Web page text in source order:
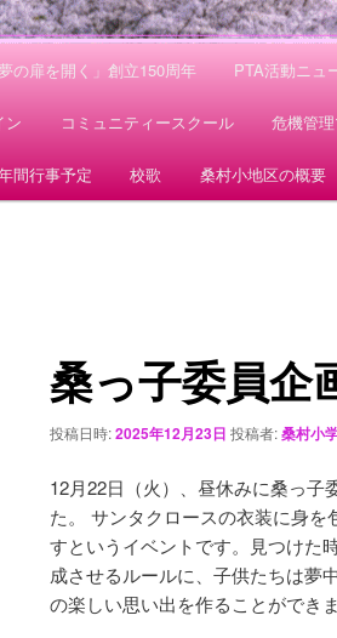
夢の扉を開く」創立150周年 PTA活動ニュ
ン コミュニティースクール 危機管
間行事予定 校歌 桑村小地区の概要
桑っ子委員企
投稿日時:2025年12月23日 投稿者:桑村小
12月22日（火）、昼休みに桑っ子
た。 サンタクロースの衣装に身
すというイベントです。見つけた
成させるルールに、子供たちは夢
の楽しい思い出を作ることができま